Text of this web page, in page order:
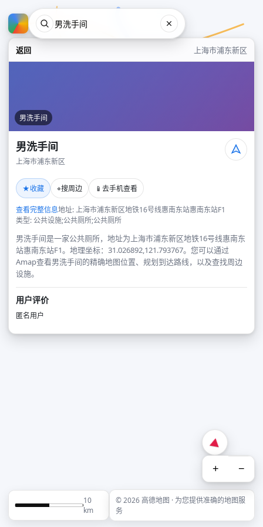
返回 上海市浦东新区
男洗手间
男洗手间
上海市浦东新区
★收藏 ⌖搜周边 📱 去手机查看
查看完整信息地址: 上海市浦东新区地铁16号线惠南东站惠南东站F1
类型: 公共设施;公共厕所;公共厕所
男洗手间是一家公共厕所，地址为上海市浦东新区地铁16号线惠南东
站惠南东站F1。地理坐标：31.026892,121.793767。您可以通过
Amap查看男洗手间的精确地图位置、规划到达路线，以及查找周边
设施。
用户评价
匿名用户
+ −
10
km
© 2026 高德地图 · 为您提供准确的地图服
务